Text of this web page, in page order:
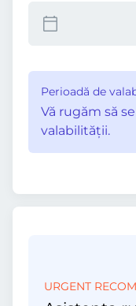
Perioadă de
Vă rugăm să
valabilităţii.
URGENT